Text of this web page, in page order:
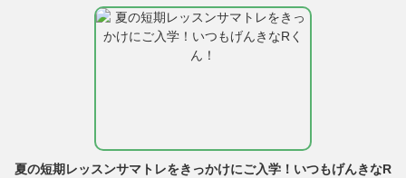
夏の短期レッスンサマトレをきっかけにご入学！いつもげんきなR